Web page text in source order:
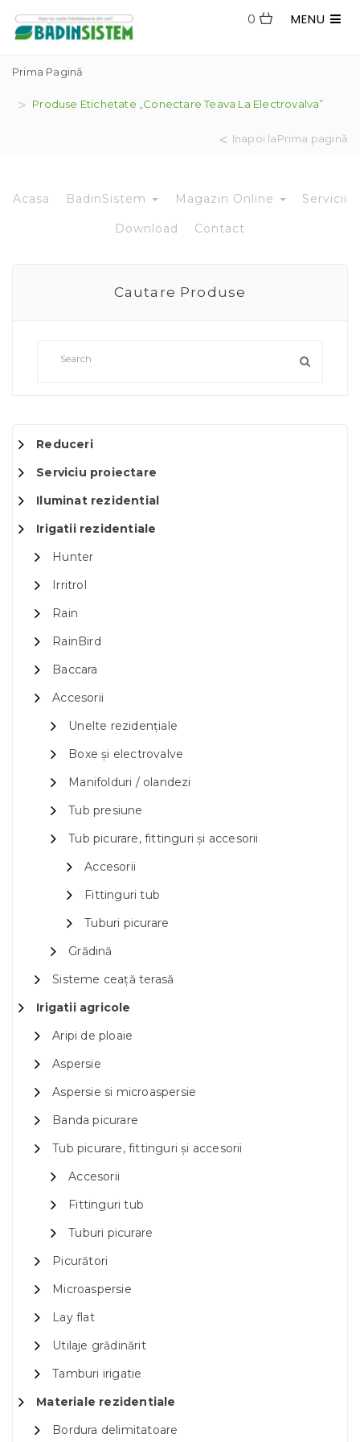
MENU
0
Prima Pagină
Produse Etichetate „conectare Teava La Electrovalva”
Inapoi laPrima pagină
Acasa BadinSistem Magazin Online Servicii
Download Contact
Cautare Produse
Reduceri
Serviciu proiectare
Iluminat rezidential
Irigatii rezidentiale
Hunter
Irritrol
Rain
RainBird
Baccara
Accesorii
Unelte rezidențiale
Boxe și electrovalve
Manifolduri / olandezi
Tub presiune
Tub picurare, fittinguri și accesorii
Accesorii
Fittinguri tub
Tuburi picurare
Grădină
Sisteme ceață terasă
Irigatii agricole
Aripi de ploaie
Aspersie
Aspersie si microaspersie
Banda picurare
Tub picurare, fittinguri și accesorii
Accesorii
Fittinguri tub
Tuburi picurare
Picurători
Microaspersie
Lay flat
Utilaje grădinărit
Tamburi irigatie
Materiale rezidentiale
Bordura delimitatoare